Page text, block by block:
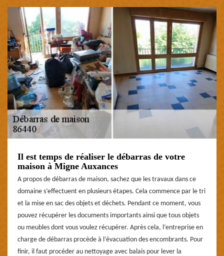
Il est temps de réaliser le débarras de votre
maison à Migne Auxances
A propos de débarras de maison, sachez que les travaux dans ce
domaine s’effectuent en plusieurs étapes. Cela commence par le tri
et la mise en sac des objets et déchets. Pendant ce moment, vous
pouvez récupérer les documents importants ainsi que tous objets
ou meubles dont vous voulez récupérer. Après cela, l’entreprise en
charge de débarras procède à l’évacuation des encombrants. Pour
finir, il faut procéder au nettoyage avec balais pour lever la